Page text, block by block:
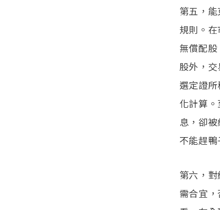
第五，
規則。
無償配
股外，
選定證
化計算
息，卻
不能趕鴨
第六，
需合宜